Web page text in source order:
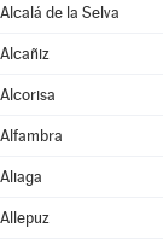
Alcalá de la Selva
Alcañiz
Alcorisa
Alfambra
Aliaga
Allepuz